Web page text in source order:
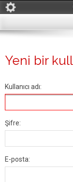
Yeni bir
Kullanıcı adı:
Şifre:
E-posta: